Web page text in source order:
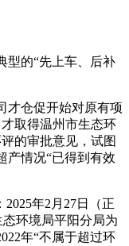
型的“先上车、后补
才仓促开始对原有项
取得温州市生态环
的审批意见，试图
产情况“已得到有效
年2月27日（正
环境局平阳分局为
年“不属于超过环